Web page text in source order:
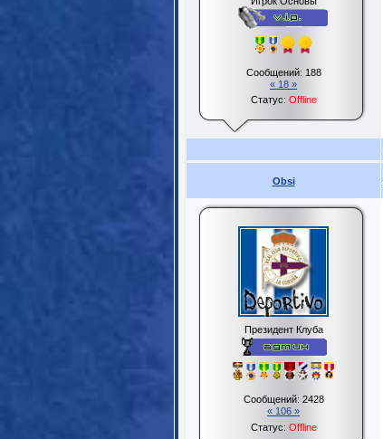
Сообщений: 188
« 18 »
Статус: Offline
Obsi
Президент Клуба
Сообщений: 2428
« 106 »
Статус: Offline